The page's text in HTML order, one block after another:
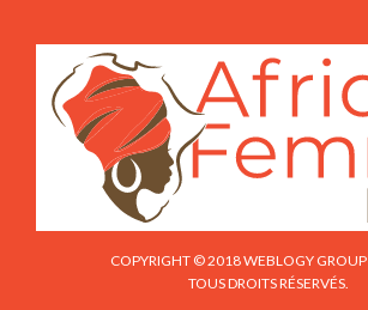
COPYRIGHT © 2018 WEBLOGY GROUP
TOUS DROITS RÉSERVÉS.